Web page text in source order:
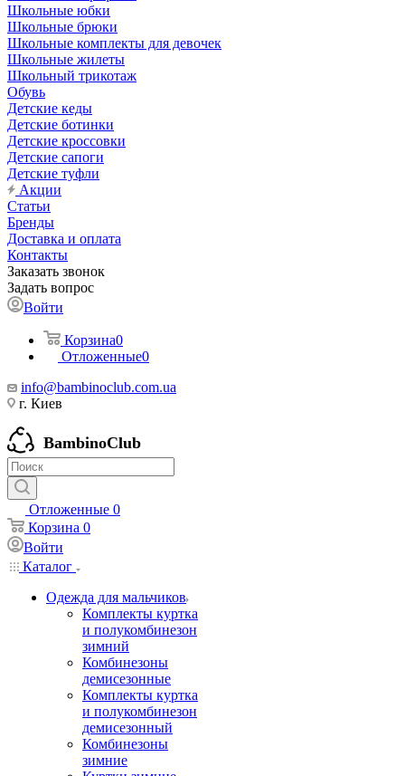
Школьные юбки
Школьные брюки
Школьные комплекты для девочек
Школьные жилеты
Школьный трикотаж
Обувь
Детские кеды
Детские ботинки
Детские кроссовки
Детские сапоги
Детские туфли
Акции
Статьи
Бренды
Доставка и оплата
Контакты
Заказать звонок
Задать вопрос
Войти
Корзина0
Отложенные0
info@bambinoclub.com.ua
г. Киев
BambinoClub
Отложенные 0
Корзина 0
Войти
Каталог
Одежда для мальчиков
Комплекты куртка
и полукомбинезон
зимний
Комбинезоны
демисезонные
Комплекты куртка
и полукомбинезон
демисезонный
Комбинезоны
зимние